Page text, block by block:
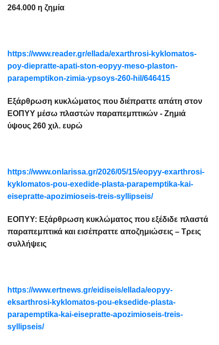
264.000 η ζημία
https://www.reader.gr/ellada/exarthrosi-kyklomatos-
poy-diepratte-apati-ston-eopyy-meso-plaston-
parapemptikon-zimia-ypsoys-260-hil/646415
Εξάρθρωση κυκλώματος που διέπραττε απάτη στον
ΕΟΠΥΥ μέσω πλαστών παραπεμπτικών - Ζημιά
ύψους 260 χιλ. ευρώ
https://www.onlarissa.gr/2026/05/15/eopyy-exarthrosi-
kyklomatos-pou-exedide-plasta-parapemptika-kai-
eisepratte-apozimioseis-treis-syllipseis/
ΕΟΠΥΥ: Εξάρθρωση κυκλώματος που εξέδιδε πλαστά
παραπεμπτικά και εισέπραττε αποζημιώσεις – Τρεις
συλλήψεις
https://www.ertnews.gr/eidiseis/ellada/eopyy-
eksarthrosi-kyklomatos-pou-eksedide-plasta-
parapemptika-kai-eisepratte-apozimioseis-treis-
syllipseis/